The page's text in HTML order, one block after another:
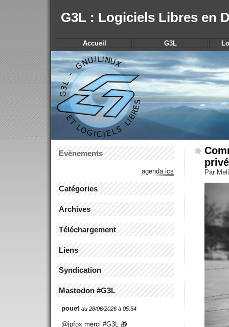
G3L : Logiciels Libres en
Par
Accueil G3L
Evènements
agenda ics
Catégories
Archives
Téléchargement
Liens
Syndication
Mastodon #G3L
pouet du 28/06/2026 à 05:54
@jpfox merci #G3L 🎁